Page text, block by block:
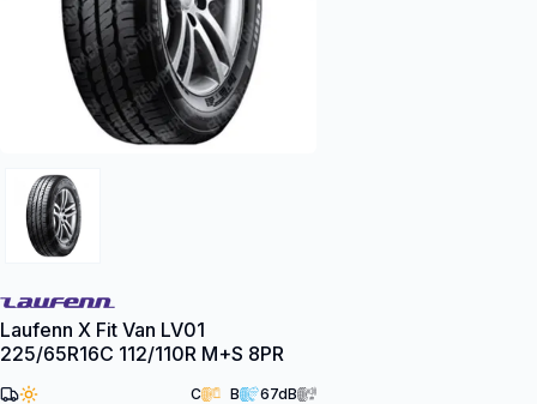
Laufenn X Fit Van LV01
225/65R16C 112/110R M+S 8PR
C B 67dB